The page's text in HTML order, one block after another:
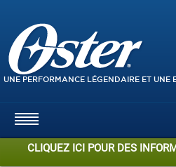
UNE PERFORMANCE LÉGENDAIRE ET UNE
CLIQUEZ ICI POUR DES